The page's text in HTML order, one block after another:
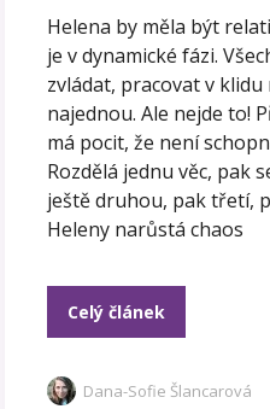
Helena by měla být
je v dynamické fázi.
zvládat, pracovat v klidu
najednou. Ale nejde to!
má pocit, že není
Rozdělá jednu věc, pak
ještě druhou, pak třetí,
Heleny narůstá chaos
Celý článek
Dana-Sofie Šlancarová